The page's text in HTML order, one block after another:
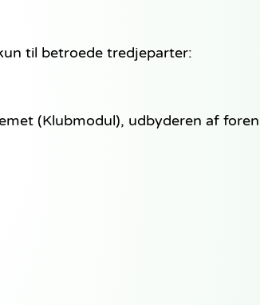
til betroede tredjeparter:
(Klubmodul), udbyderen af